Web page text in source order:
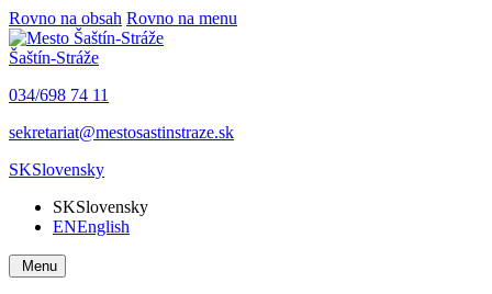
Rovno na obsah Rovno na menu
Šaštín-Stráže
034/698 74 11
sekretariat@mestosastinstraze.sk
SKSlovensky
SKSlovensky
ENEnglish
Menu